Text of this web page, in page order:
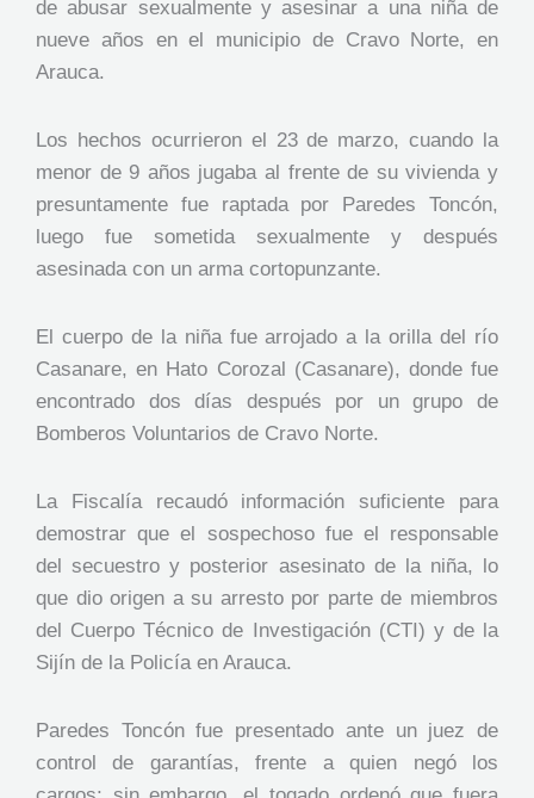
de abusar sexualmente y asesinar a una niña de
nueve años en el municipio de Cravo Norte, en
Arauca.
Los hechos ocurrieron el 23 de marzo, cuando la
menor de 9 años jugaba al frente de su vivienda y
presuntamente fue raptada por Paredes Toncón,
luego fue sometida sexualmente y después
asesinada con un arma cortopunzante.
El cuerpo de la niña fue arrojado a la orilla del río
Casanare, en Hato Corozal (Casanare), donde fue
encontrado dos días después por un grupo de
Bomberos Voluntarios de Cravo Norte.
La Fiscalía recaudó información suficiente para
demostrar que el sospechoso fue el responsable
del secuestro y posterior asesinato de la niña, lo
que dio origen a su arresto por parte de miembros
del Cuerpo Técnico de Investigación (CTI) y de la
Sijín de la Policía en Arauca.
Paredes Toncón fue presentado ante un juez de
control de garantías, frente a quien negó los